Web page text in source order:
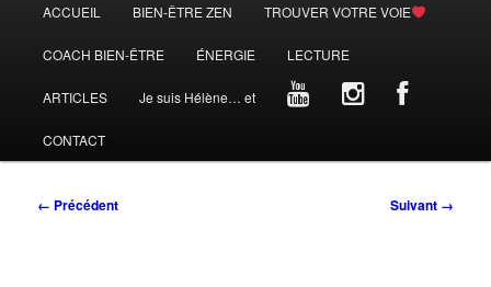
principal
ACCUEIL BIEN-ÊTRE ZEN TROUVER VOTRE VOIE
COACH BIEN-ÊTRE ÉNERGIE LECTURE
ARTICLES Je suis Hélène… et
CONTACT
Navigation
← Précédent Suivant →